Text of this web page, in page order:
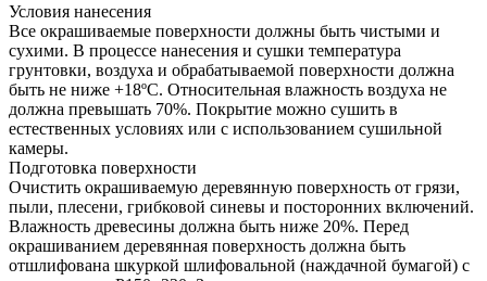
Условия нанесения
Все окрашиваемые поверхности должны быть чистыми и
сухими. В процессе нанесения и сушки температура
грунтовки, воздуха и обрабатываемой поверхности должна
быть не ниже +18ºС. Относительная влажность воздуха не
должна превышать 70%. Покрытие можно сушить в
естественных условиях или с использованием сушильной
камеры.
Подготовка поверхности
Очистить окрашиваемую деревянную поверхность от грязи,
пыли, плесени, грибковой синевы и посторонних включений.
Влажность древесины должна быть ниже 20%. Перед
окрашиванием деревянная поверхность должна быть
отшлифована шкуркой шлифовальной (наждачной бумагой) с